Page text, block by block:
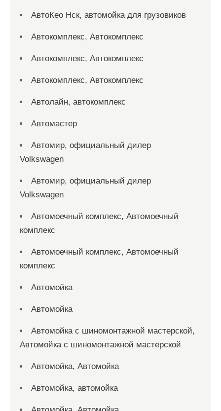
АвтоКео Нск, автомойка для грузовиков
Автокомплекс, Автокомплекс
Автокомплекс, Автокомплекс
Автокомплекс, Автокомплекс
Автолайн, автокомплекс
Автомастер
Автомир, официальный дилер
Volkswagen
Автомир, официальный дилер
Volkswagen
Автомоечный комплекс, Автомоечный
комплекс
Автомоечный комплекс, Автомоечный
комплекс
Автомойка
Автомойка
Автомойка с шиномонтажной мастерской,
Автомойка с шиномонтажной мастерской
Автомойка, Автомойка
Автомойка, автомойка